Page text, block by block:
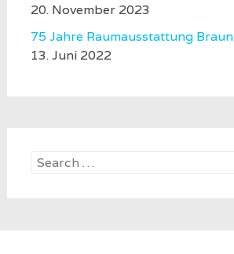
20. November 2023
75 Jahre Raumausstattung Braun
13. Juni 2022
Search